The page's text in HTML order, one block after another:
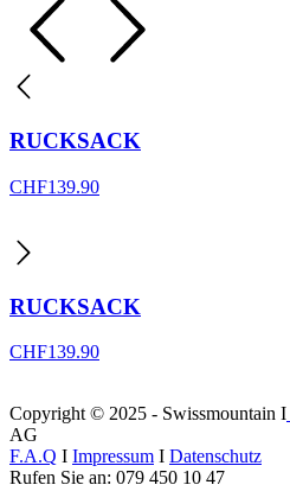
RUCKSACK
CHF139.90
RUCKSACK
CHF139.90
Copyright © 2025 - Swissmountain I
AG
F.A.Q I Impressum I Datenschutz
Rufen Sie an: 079 450 10 47